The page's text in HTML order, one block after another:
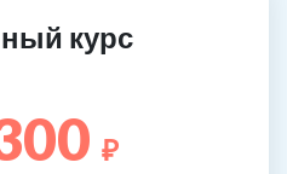
курс
₽